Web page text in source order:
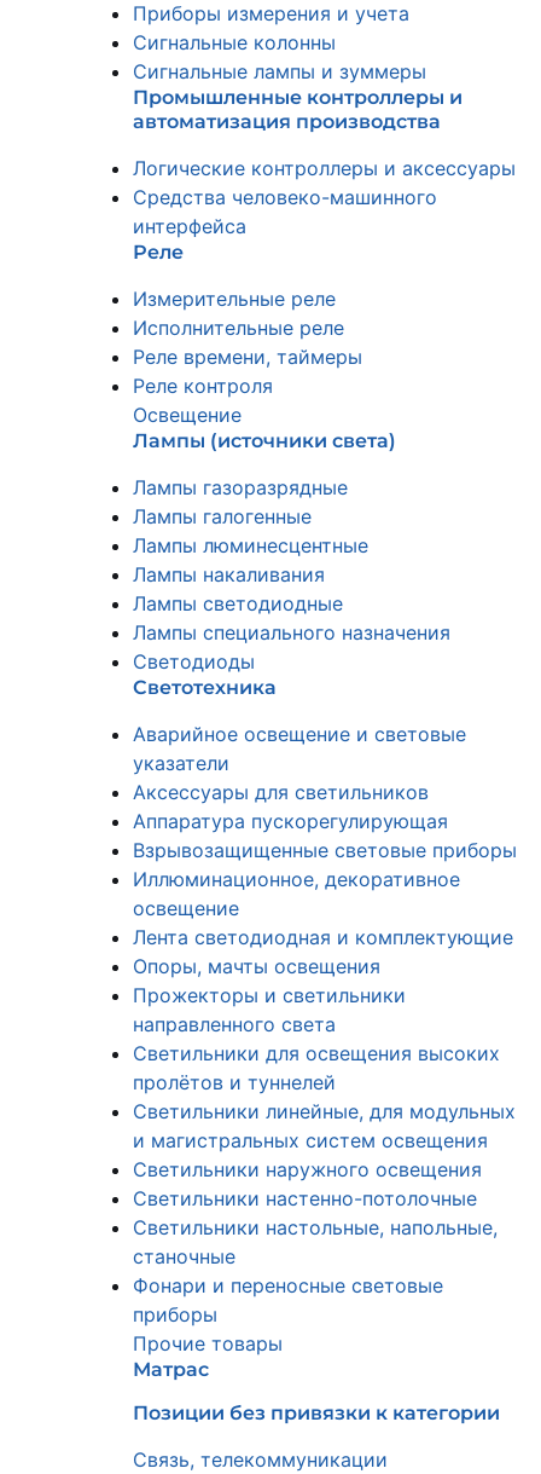
Приборы измерения и учета
Сигнальные колонны
Сигнальные лампы и зуммеры
Промышленные контроллеры и
автоматизация производства
Логические контроллеры и аксессуары
Средства человеко-машинного
интерфейса
Реле
Измерительные реле
Исполнительные реле
Реле времени, таймеры
Реле контроля
Освещение
Лампы (источники света)
Лампы газоразрядные
Лампы галогенные
Лампы люминесцентные
Лампы накаливания
Лампы светодиодные
Лампы специального назначения
Светодиоды
Светотехника
Аварийное освещение и световые
указатели
Аксессуары для светильников
Аппаратура пускорегулирующая
Взрывозащищенные световые приборы
Иллюминационное, декоративное
освещение
Лента светодиодная и комплектующие
Опоры, мачты освещения
Прожекторы и светильники
направленного света
Светильники для освещения высоких
пролётов и туннелей
Светильники линейные, для модульных
и магистральных систем освещения
Светильники наружного освещения
Светильники настенно-потолочные
Светильники настольные, напольные,
станочные
Фонари и переносные световые
приборы
Прочие товары
Матрас
Позиции без привязки к категории
Связь, телекоммуникации